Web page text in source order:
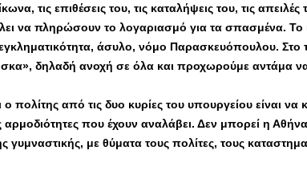
τις επιθέσεις του, τις καταλήψεις του, τις
να πληρώσουν το λογαριασμό για τα σπασμένα. Το
άσυλο, νόμο Παρασκευόπουλου. Στο
δηλαδή ανοχή σε όλα και προχωρούμε αντάμα
πολίτης από τις δυο κυρίες του υπουργείου είναι
αρμοδιότητες που έχουν αναλάβει. Δεν μπορεί η Αθήνα
γυμναστικής, με θύματα τους πολίτες, τους